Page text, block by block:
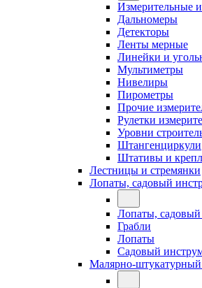
Измерительные
Дальномеры
Детекторы
Ленты мерные
Линейки и
Мультиметры
Нивелиры
Пирометры
Прочие
Рулетки
Уровни
Штангенциркули
Штативы и
Лестницы и стремянки
Лопаты, садовый
Лопаты,
Грабли
Лопаты
Садовый
Малярно-